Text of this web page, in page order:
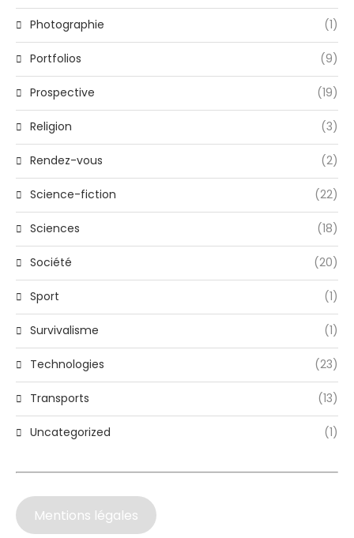
Photographie (1)
Portfolios (9)
Prospective (19)
Religion (3)
Rendez-vous (2)
Science-fiction (22)
Sciences (18)
Société (20)
Sport (1)
Survivalisme (1)
Technologies (23)
Transports (13)
Uncategorized (1)
Mentions légales